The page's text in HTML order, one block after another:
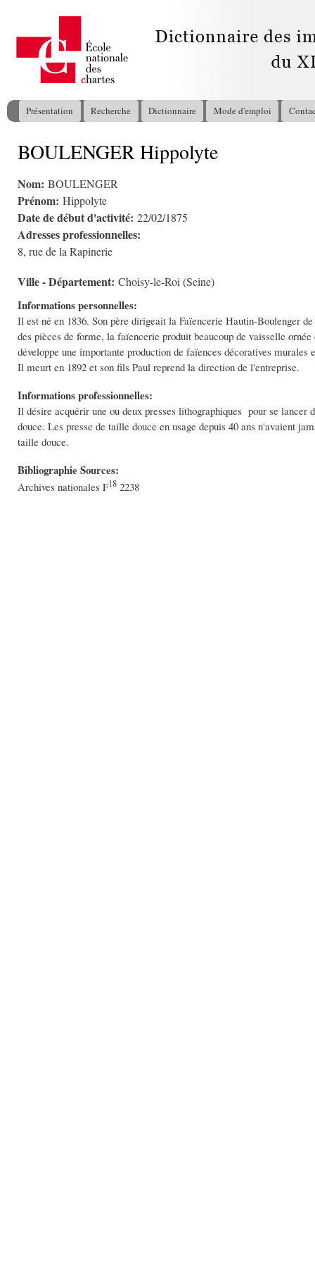
Menu principal
Présentation Recherche Dictionnaire Mode d'emploi
Vous êtes ici
BOULENGER Hippolyte
Nom: BOULENGER
Prénom: Hippolyte
Date de début d'activité: 22/02/1875
Adresses professionnelles:
8, rue de la Rapinerie
Ville - Département: Choisy-le-Roi (Seine)
Informations personnelles:
Il est né en 1836. Son père dirigeait la Faïencerie Hautin-Boulenger
des pièces de forme, la faïencerie produit beaucoup de vaisselle
développe une importante production de faïences décoratives
Il meurt en 1892 et son fils Paul reprend la direction de l'entreprise.
Informations professionnelles:
Il désire acquérir une ou deux presses lithographiques pour se
douce. Les presse de taille douce en usage depuis 40 ans n'avaient
taille douce.
Bibliographie Sources:
Archives nationales F18 2238